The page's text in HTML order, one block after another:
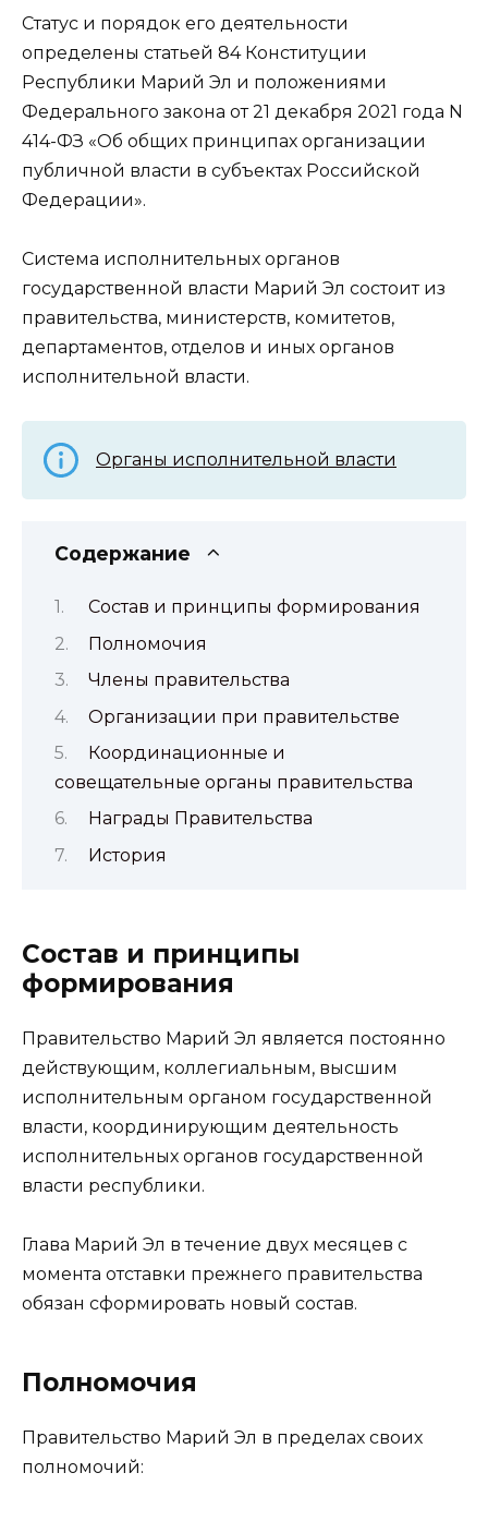
Статус и порядок его деятельности
определены статьей 84 Конституции
Республики Марий Эл и положениями
Федерального закона от 21 декабря 2021 года N
414-ФЗ «Об общих принципах организации
публичной власти в субъектах Российской
Федерации».
Система исполнительных органов
государственной власти Марий Эл состоит из
правительства, министерств, комитетов,
департаментов, отделов и иных органов
исполнительной власти.
Органы исполнительной власти
Содержание
Состав и принципы формирования
Полномочия
Члены правительства
Организации при правительстве
Координационные и
совещательные органы правительства
Награды Правительства
История
Состав и принципы
формирования
Правительство Марий Эл является постоянно
действующим, коллегиальным, высшим
исполнительным органом государственной
власти, координирующим деятельность
исполнительных органов государственной
власти республики.
Глава Марий Эл в течение двух месяцев с
момента отставки прежнего правительства
обязан сформировать новый состав.
Полномочия
Правительство Марий Эл в пределах своих
полномочий: